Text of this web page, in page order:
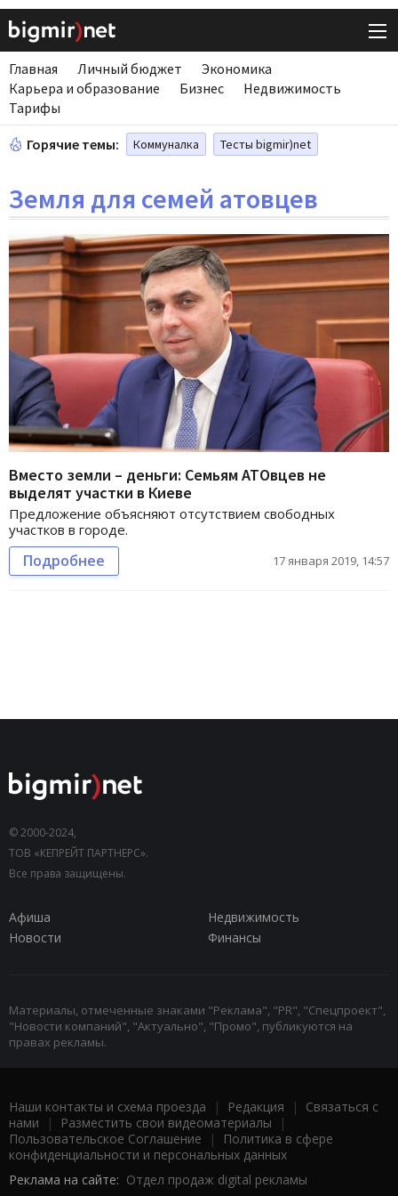
Главная Личный бюджет
Экономика
Карьера и образование
Бизнес
Недвижимость
Тарифы
Горячие темы: Коммуналка Тесты bigmir)net
Земля для семей атовцев
Вместо земли – деньги: Семьям АТОвцев не
выделят участки в Киеве
Предложение объясняют отсутствием свободных
участков в городе.
Подробнее 17 января 2019, 14:57
© 2000-2024,
ТОВ «КЕПРЕЙТ ПАРТНЕРС».
Все права защищены.
Афиша
Недвижимость
Новости
Финансы
Материалы, отмеченные знаками "Реклама", "PR", "Спецпроект",
"Новости компаний", "Актуально", "Промо", публикуются на
правах рекламы.
Наши контакты и схема проезда | Редакция | Связаться с
нами | Разместить свои видеоматериалы |
Пользовательское Соглашение |
Политика в сфере
конфиденциальности и персональных данных
Реклама на сайте: Отдел продаж digital рекламы